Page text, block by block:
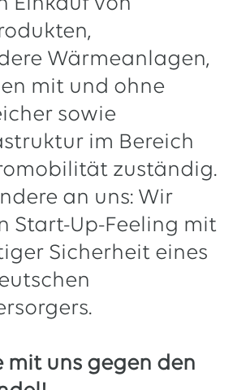
Einkauf von
Wärmeanlagen,
mit und ohne
sowie
im Bereich
zuständig.
an uns: Wir
Start-Up-Feeling mit
Sicherheit eines
mit uns gegen den
GmbH
EWE gibt Orientierung
NETZ GmbH
Wasserstoffpipeline im Nordwesten
schließen Vertrag über die ...